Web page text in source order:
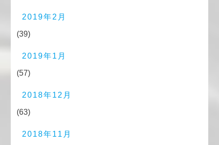
2019年2月
(39)
2019年1月
(57)
2018年12月
(63)
2018年11月